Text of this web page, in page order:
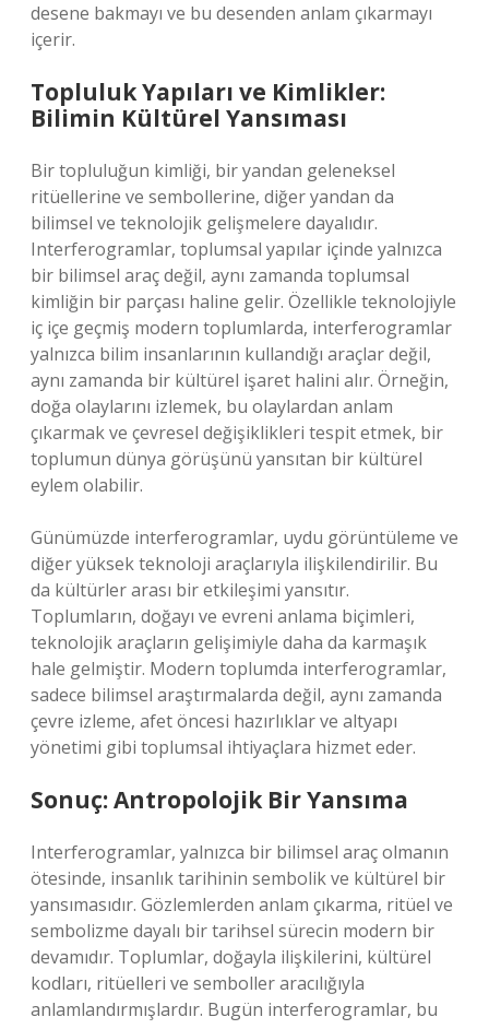
desene bakmayı ve bu desenden anlam çıkarmayı
içerir.
Topluluk Yapıları ve Kimlikler:
Bilimin Kültürel Yansıması
Bir topluluğun kimliği, bir yandan geleneksel
ritüellerine ve sembollerine, diğer yandan da
bilimsel ve teknolojik gelişmelere dayalıdır.
Interferogramlar, toplumsal yapılar içinde yalnızca
bir bilimsel araç değil, aynı zamanda toplumsal
kimliğin bir parçası haline gelir. Özellikle teknolojiyle
iç içe geçmiş modern toplumlarda, interferogramlar
yalnızca bilim insanlarının kullandığı araçlar değil,
aynı zamanda bir kültürel işaret halini alır. Örneğin,
doğa olaylarını izlemek, bu olaylardan anlam
çıkarmak ve çevresel değişiklikleri tespit etmek, bir
toplumun dünya görüşünü yansıtan bir kültürel
eylem olabilir.
Günümüzde interferogramlar, uydu görüntüleme ve
diğer yüksek teknoloji araçlarıyla ilişkilendirilir. Bu
da kültürler arası bir etkileşimi yansıtır.
Toplumların, doğayı ve evreni anlama biçimleri,
teknolojik araçların gelişimiyle daha da karmaşık
hale gelmiştir. Modern toplumda interferogramlar,
sadece bilimsel araştırmalarda değil, aynı zamanda
çevre izleme, afet öncesi hazırlıklar ve altyapı
yönetimi gibi toplumsal ihtiyaçlara hizmet eder.
Sonuç: Antropolojik Bir Yansıma
Interferogramlar, yalnızca bir bilimsel araç olmanın
ötesinde, insanlık tarihinin sembolik ve kültürel bir
yansımasıdır. Gözlemlerden anlam çıkarma, ritüel ve
sembolizme dayalı bir tarihsel sürecin modern bir
devamıdır. Toplumlar, doğayla ilişkilerini, kültürel
kodları, ritüelleri ve semboller aracılığıyla
anlamlandırmışlardır. Bugün interferogramlar, bu